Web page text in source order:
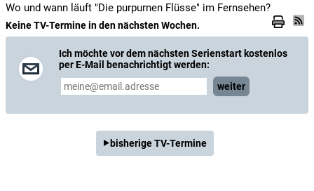
Wo und wann läuft "Die purpurnen Flüsse" im Fernsehen?
Keine TV-Termine in den nächsten Wochen.
Ich möchte vor dem nächsten Serienstart kostenlos
per E-Mail benachrichtigt werden:
weiter
bisherige TV-Termine